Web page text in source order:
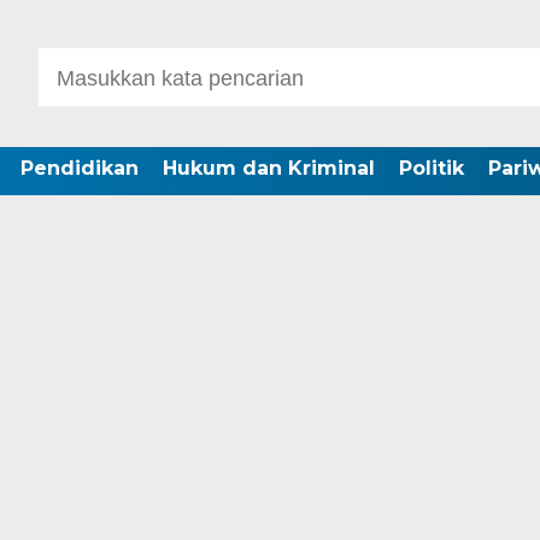
Pendidikan Hukum dan Kriminal Politik